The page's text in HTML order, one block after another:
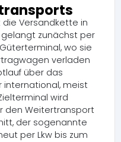
Versandkette in
gelangt zunächst per
wo sie
verladen
über das
international, meist
wird
den Weitertransport
der sogenannte
per Lkw bis zum